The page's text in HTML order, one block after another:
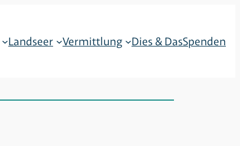
Landseer Vermittlung Dies & DasSpenden